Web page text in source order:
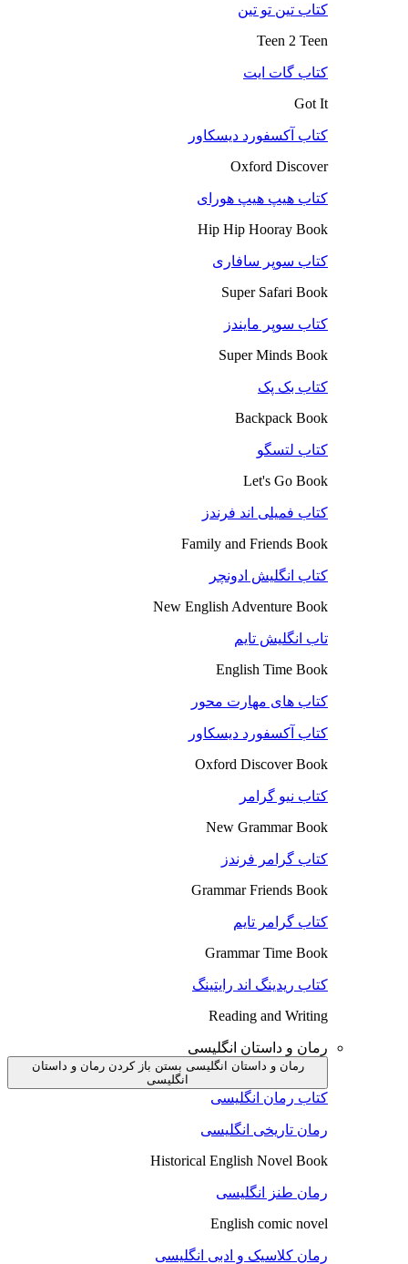
کتاب تین تو تین
Teen 2 Teen
کتاب گات ایت
Got It
کتاب آکسفورد دیسکاور
Oxford Discover
کتاب هیپ هیپ هورای
Hip Hip Hooray Book
کتاب سوپر سافاری
Super Safari Book
کتاب سوپر مایندز
Super Minds Book
کتاب بک پک
Backpack Book
کتاب لتسگو
Let's Go Book
کتاب فمیلی اند فرندز
Family and Friends Book
کتاب انگلیش ادونچر
New English Adventure Book
تاب انگلیش تایم
English Time Book
کتاب های مهارت محور
کتاب آکسفورد دیسکاور
Oxford Discover Book
کتاب نیو گرامر
New Grammar Book
کتاب گرامر فرندز
Grammar Friends Book
کتاب گرامر تایم
Grammar Time Book
کتاب ریدینگ اند رایتینگ
Reading and Writing
رمان و داستان انگلیسی
رمان و داستان انگلیسی بستن باز کردن رمان و داستان
انگلیسی
کتاب رمان انگلیسی
رمان تاریخی انگلیسی
Historical English Novel Book
رمان طنز انگلیسی
English comic novel
رمان کلاسیک و ادبی انگلیسی